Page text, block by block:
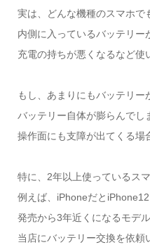
実は、どんな機種のスマホで
内側に入っているバッテリー
充電の持ちが悪くなるなど使
もし、あまりにもバッテリー
バッテリー自体が膨らんでし
操作面にも支障が出てくる場
特に、2年以上使っているス
例えば、iPhoneだと
発売から3年近くになるモデ
当店にバッテリー交換を依頼